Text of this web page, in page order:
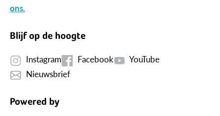
ons.
Blijf op de hoogte
Instagram Facebook
YouTube
Nieuwsbrief
Powered by